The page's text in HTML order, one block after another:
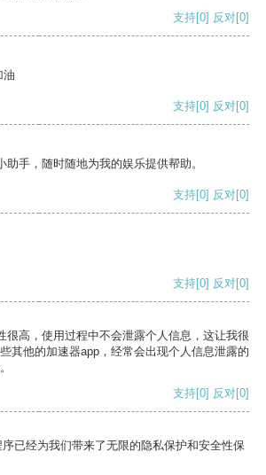
支持[0] 反对[0]
油
支持[0] 反对[0]
助手，随时随地为我的娱乐提供帮助。
支持[0] 反对[0]
支持[0] 反对[0]
很高，使用过程中不会泄露个人信息，这让我很
其他的加速器app，经常会出现个人信息泄露的
支持[0] 反对[0]
已经为我们带来了无限的隐私保护和安全性保